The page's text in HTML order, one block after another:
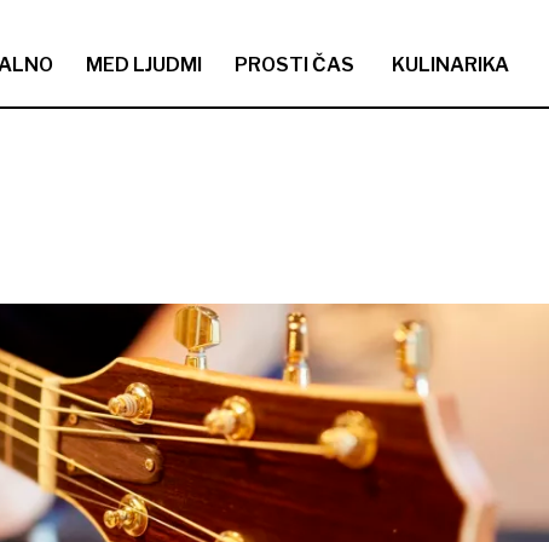
MED LJUDMI PROSTI ČAS KULINARIKA